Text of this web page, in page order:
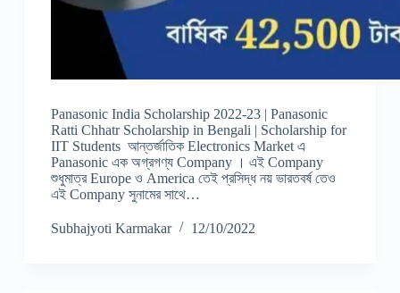
Panasonic India Scholarship 2022-23 | Panasonic
Ratti Chhatr Scholarship in Bengali | Scholarship for
IIT Students আন্তর্জাতিক Electronics Market এ
Panasonic এক অগ্রগণ্য Company । এই Company
শুধুমাত্র Europe ও America তেই প্রসিদ্ধ নয় ভারতবর্ষ তেও
এই Company সুনামের সাথে…
Subhajyoti Karmakar 12/10/2022